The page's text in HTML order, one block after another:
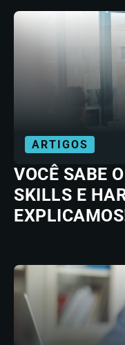
ARTIGOS
VOCÊ SABE
SKILLS E